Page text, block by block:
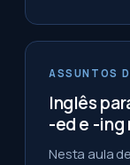
ASSUNTOS
Inglês
-ed e -ing
Nesta aula